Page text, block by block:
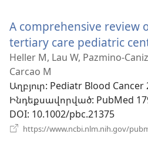
A comprehensive review
tertiary care pediatric
Heller M, Lau W, Pazmino-
Carcao M
Աղբյուր‎: Pediatr Blood Cancer
Ինդեքսավորված‎: PubMed
DOI‎: 10.1002/pbc.21375
https://www.ncbi.nlm.nih.gov/